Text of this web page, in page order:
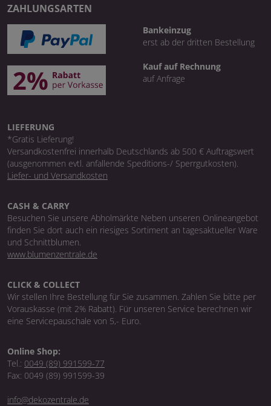
ZAHLUNGSARTEN
Bankeinzug
erst ab der dritten Bestellung
Kauf auf Rechnung
auf Anfrage
LIEFERUNG
*Gratis Lieferung!
Versandkostenfrei innerhalb Deutschlands ab 500 € Auftragswert
(ausgenommen evtl. anfallende Speditions-/ Sperrgutkosten).
Liefer- und Versandkosten
CASH & CARRY
Besuchen Sie unsere Abholmärkte Neben unseren Onlineangebot
finden Sie dort auch ein riesiges Sortiment an tagesaktueller Ware
und Schnittblumen.
www.blumenzentrale.de
CLICK & COLLECT
Wir stellen Ihre Bestellung für Sie zusammen. Zahlen Sie bitte per
Vorauskasse (mit 2% Rabatt). Für unseren Service berechnen wir
eine Servicepauschale von 5,- Euro.
Online Shop:
Tel.: 0049 (89) 991599-77
Fax: 0049 (89) 991599-39
info@dekozentrale.de